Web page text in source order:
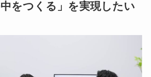
をつくる」を実現したい